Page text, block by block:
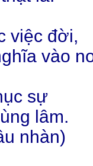
việc đời,
vào
sự
lâm.
nhàn)